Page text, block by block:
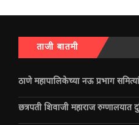
ताजी बातमी
ठाणे महापालिकेच्या नऊ प्रभाग
छत्रपती शिवाजी महाराज रुग्णालयात